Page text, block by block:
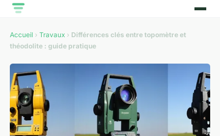
Accueil › Travaux › Différences clés entre topomètre et
théodolite : guide pratique